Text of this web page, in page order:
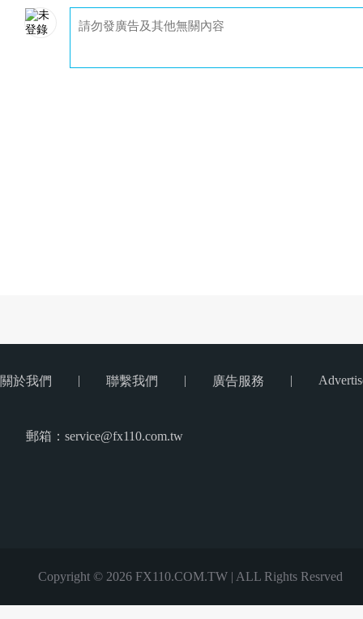
關於我們 | 聯繫我們 | 廣告服務 |
郵箱：service@fx110.com.tw
Copyright © 2026 FX110.COM.TW | ALL Rights Resrved